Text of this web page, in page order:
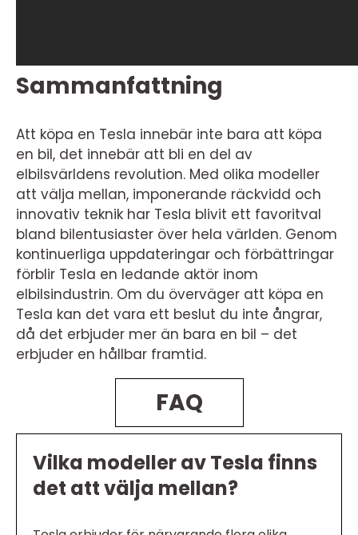
Sammanfattning
Att köpa en Tesla innebär inte bara att köpa
en bil, det innebär att bli en del av
elbilsvärldens revolution. Med olika modeller
att välja mellan, imponerande räckvidd och
innovativ teknik har Tesla blivit ett favoritval
bland bilentusiaster över hela världen. Genom
kontinuerliga uppdateringar och förbättringar
förblir Tesla en ledande aktör inom
elbilsindustrin. Om du överväger att köpa en
Tesla kan det vara ett beslut du inte ångrar,
då det erbjuder mer än bara en bil – det
erbjuder en hållbar framtid.
FAQ
Vilka modeller av Tesla finns
det att välja mellan?